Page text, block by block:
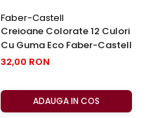
Faber-Castell
Creioane Colorate 12 Culori
Cu Guma Eco Faber-Castell
32,00 RON
ADAUGA IN COS